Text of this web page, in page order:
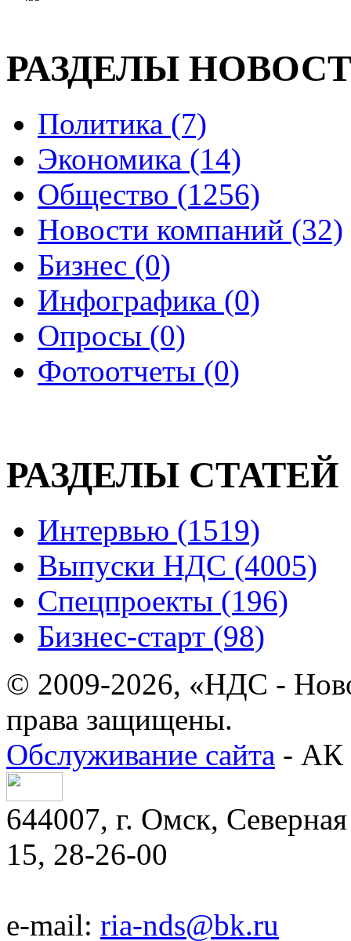
РАЗДЕЛЫ
Политика (7)
Экономика (14)
Общество (1256)
Новости компаний (32)
Бизнес (0)
Инфографика (0)
Опросы (0)
Фотоотчеты (0)
РАЗДЕЛЫ СТАТЕЙ
Интервью (1519)
Выпуски НДС (4005)
Спецпроекты (196)
Бизнес-старт (98)
© 2009-2026, «НДС -
права защищены.
Обслуживание сайта - АК
644007, г. Омск,
15, 28-26-00
e-mail: ria-nds@bk.ru